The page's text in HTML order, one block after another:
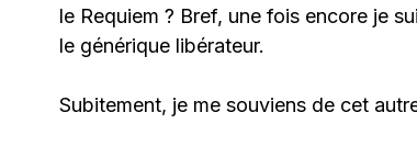
le Requiem ? Bref, une fois encore je
le générique libérateur.
Subitement, je me souviens de cet